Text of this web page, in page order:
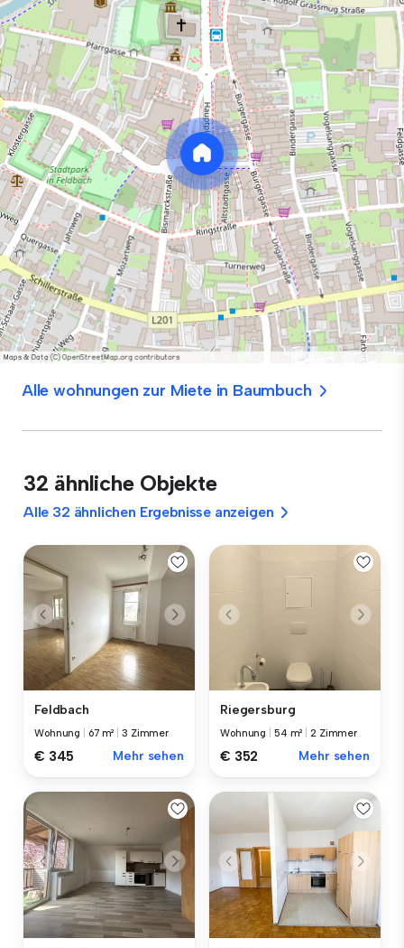
Alle wohnungen zur Miete in Baumbuch
32 ähnliche Objekte
Alle 32 ähnlichen Ergebnisse anzeigen
Feldbach
Wohnung 67 m² |3 Zimmer
€ 345 Mehr sehen
Riegersburg
Wohnung 54 m² |2 Zimmer
€ 352 Mehr sehen